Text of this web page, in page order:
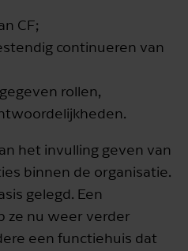
CF;
continueren van
rollen,
het invulling geven van
binnen de organisatie.
gelegd. Een
ze nu weer verder
een functiehuis dat